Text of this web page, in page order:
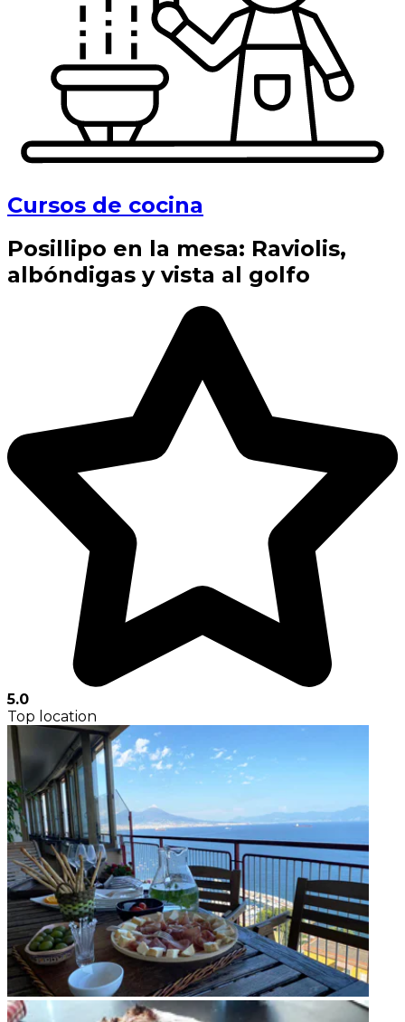
Cursos de cocina
Posillipo en la mesa: Raviolis,
albóndigas y vista al golfo
5.0
Top location